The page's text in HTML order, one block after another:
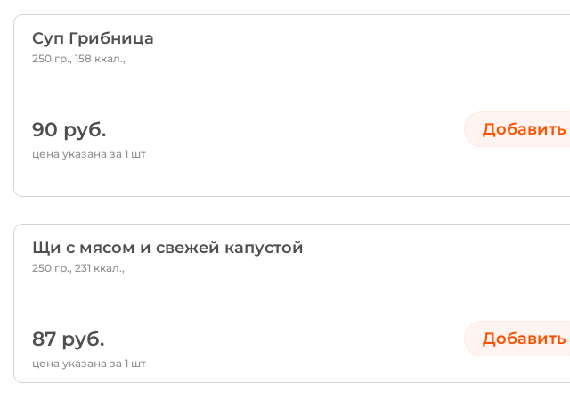
Суп Грибница
250 гр., 158 ккал.,
90 руб. Добавить
цена указана за 1 шт
Щи с мясом и свежей капустой
250 гр., 231 ккал.,
87 руб. Добавить
цена указана за 1 шт